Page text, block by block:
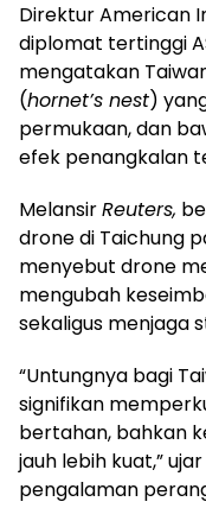
Direktur American
diplomat tertinggi
mengatakan
(hornet’s nest)
permukaan, dan
efek penangkalan
MelansirReuters,
drone di Taichung
menyebut drone
mengubah
sekaligus menjaga
“Untungnya bagi
signifikan
bertahan, bahkan
jauh lebih kuat,”
pengalaman